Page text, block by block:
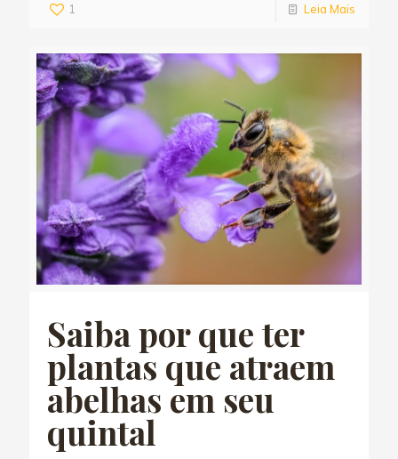
1 Leia Mais
Saiba por que ter
plantas que atraem
abelhas em seu
quintal